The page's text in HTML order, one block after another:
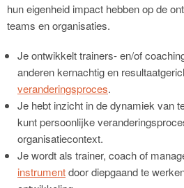
hun eigenheid impact hebben op de
teams en organisaties.
Je ontwikkelt trainers- en/of
anderen kernachtig en
veranderingsproces.
Je hebt inzicht in de dynamiek van
kunt persoonlijke
organisatiecontext.
Je wordt als trainer, coach of
instrumentdoor diepgaand te